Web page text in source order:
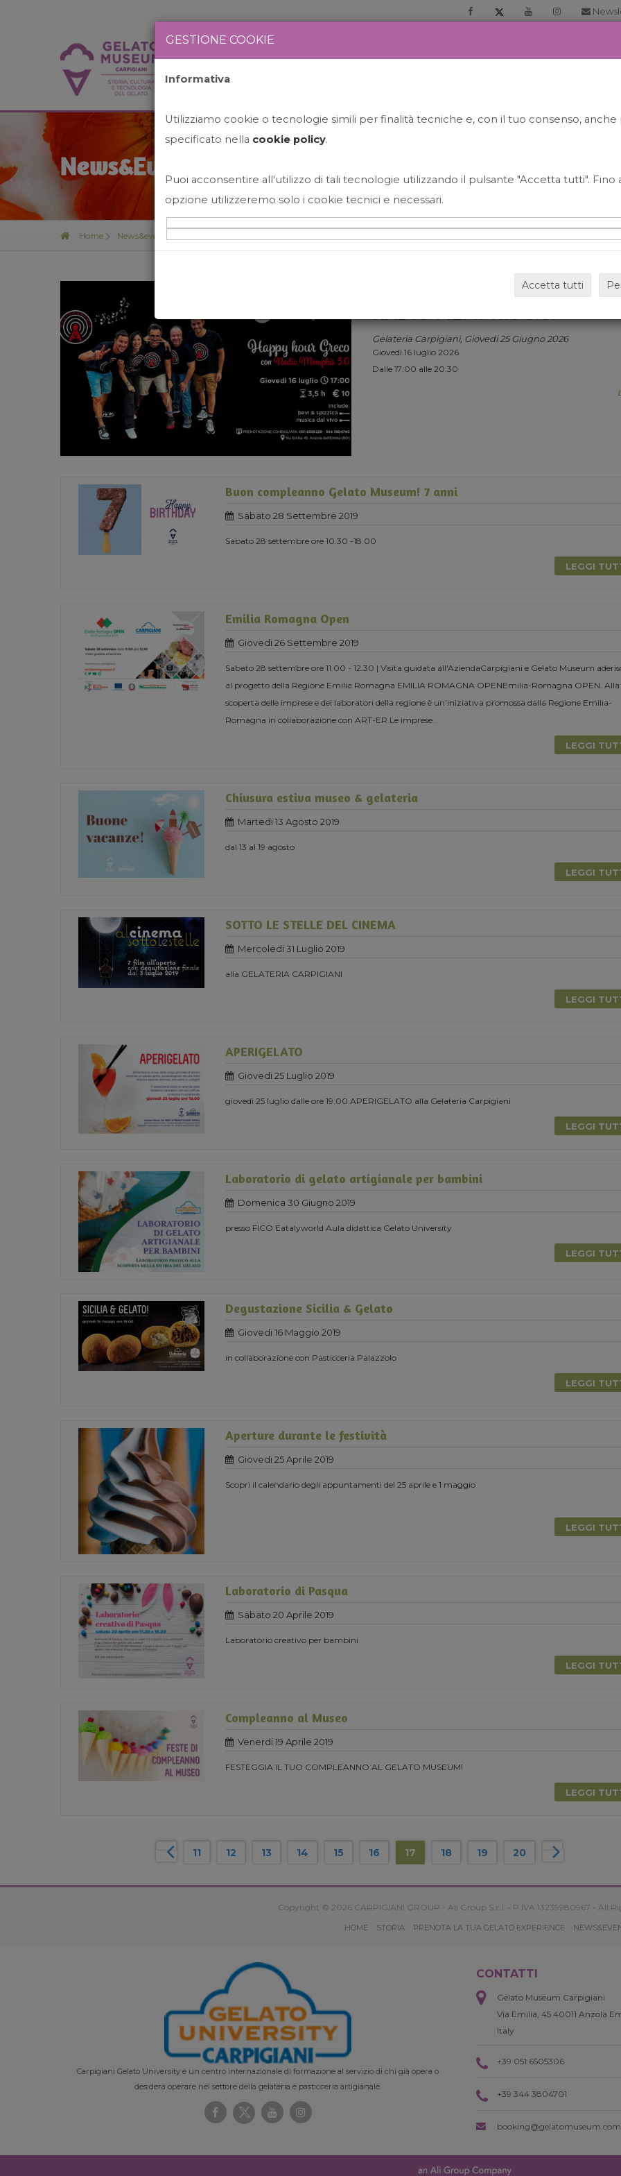
News&Events
Home News&events
HAPPY HOUR GRECO CON
RADIO MEMPHIS 3.0.
Gelateria Carpigiani, Giovedi 25 Giugno 2026
Giovedì 16 luglio 2026
Dalle 17:00 alle 20:30
Buon compleanno Gelato Museum! 7 anni
Sabato 28 Settembre 2019
Sabato 28 settembre ore 10.30 -18.00
LEGGI
Emilia Romagna Open
Giovedi 26 Settembre 2019
Sabato 28 settembre ore 11.00 - 12.30 | Visita guidata all'AziendaCarpigiani e Gelato Museum
al progetto della Regione Emilia Romagna EMILIA ROMAGNA OPENEmilia-Romagna OPEN. Alla
scoperta delle imprese e dei laboratori della regione è un’iniziativa promossa dalla Regione Emilia-
Romagna in collaborazione con ART-ER.Le imprese
LEGGI
Chiusura estiva museo & gelateria
Martedi 13 Agosto 2019
dal 13 al 19 agosto
LEGGI
SOTTO LE STELLE DEL CINEMA
Mercoledi 31 Luglio 2019
alla GELATERIA CARPIGIANI
LEGGI
APERIGELATO
Giovedi 25 Luglio 2019
giovedì 25 luglio dalle ore 19.00 APERIGELATO alla Gelateria Carpigiani
LEGGI
Laboratorio di gelato artigianale per bambini
Domenica 30 Giugno 2019
presso FICO Eatalyworld Aula didattica Gelato University
LEGGI
Degustazione Sicilia & Gelato
Giovedi 16 Maggio 2019
in collaborazione con Pasticceria Palazzolo
LEGGI
Aperture durante le festività
Giovedi 25 Aprile 2019
Scopri il calendario degli appuntamenti del 25 aprile e 1 maggio
LEGGI
Laboratorio di Pasqua
Sabato 20 Aprile 2019
Laboratorio creativo per bambini
LEGGI
Compleanno al Museo
Venerdi 19 Aprile 2019
FESTEGGIA IL TUO COMPLEANNO AL GELATO MUSEUM!
LEGGI
11 12 13 14 15 16 17 18 19 20
Copyright © 2026 CARPIGIANI GROUP - Ali Group S.r.l. - P.IVA 13239980967 - All
HOME STORIA PRENOTA LA TUA GELATO EXPERIENCE
Carpigiani Gelato University è un centro internazionale di formazione al servizio di chi già opera o
desidera operare nel settore della gelateria e pasticceria artigianale.
CONTATTI
Gelato Museum Carpigiani
Via Emilia, 45 40011 Anzola
Italy
+39 051 6505306
+39 344 3804701
booking@gelatomuseum.com
GESTIONE COOKIE
Informativa
Utilizziamo cookie o tecnologie simili per finalità tecniche e, con il tuo consenso,
specificato nella cookie policy.
Puoi acconsentire all'utilizzo di tali tecnologie utilizzando il pulsante "Accetta tutti". Fino
opzione utilizzeremo solo i cookie tecnici e necessari.
Accetta tutti